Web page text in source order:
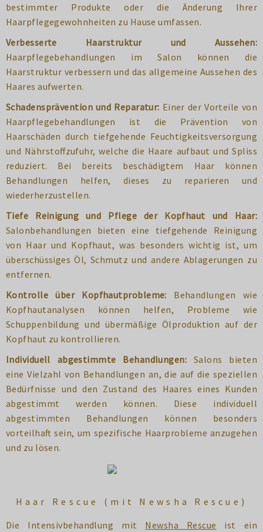
bestimmter Produkte oder die Änderung Ihrer
Haarpflegegewohnheiten zu Hause umfassen.
Verbesserte Haarstruktur und Aussehen:
Haarpflegebehandlungen im Salon können die
Haarstruktur verbessern und das allgemeine Aussehen des
Haares aufwerten.
Schadensprävention und Reparatur: Einer der Vorteile von
Haarpflegebehandlungen ist die Prävention von
Haarschäden durch tiefgehende Feuchtigkeitsversorgung
und Nährstoffzufuhr, welche die Haare aufbaut und Spliss
reduziert. Bei bereits beschädigtem Haar können
Behandlungen helfen, dieses zu reparieren und
wiederherzustellen.
Tiefe Reinigung und Pflege der Kopfhaut und Haar:
Salonbehandlungen bieten eine tiefgehende Reinigung
von Haar und Kopfhaut, was besonders wichtig ist, um
überschüssiges Öl, Schmutz und andere Ablagerungen zu
entfernen.
Kontrolle über Kopfhautprobleme: Behandlungen wie
Kopfhautanalysen können helfen, Probleme wie
Schuppenbildung und übermäßige Ölproduktion auf der
Kopfhaut zu kontrollieren.
Individuell abgestimmte Behandlungen: Salons bieten
eine Vielzahl von Behandlungen an, die auf die speziellen
Bedürfnisse und den Zustand des Haares eines Kunden
abgestimmt werden können. Diese individuell
abgestimmten Behandlungen können besonders
vorteilhaft sein, um spezifische Haarprobleme anzugehen
und zu lösen.
Haar Rescue (mit Newsha Rescue)
Die Intensivbehandlung mit Newsha Rescue ist ein